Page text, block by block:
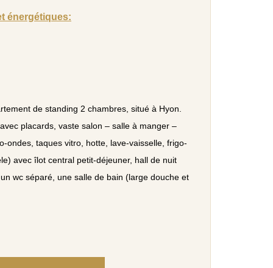
énergétiques:
de standing 2 chambres, situé à Hyon.
placards, vaste salon – salle à manger –
ondes, taques vitro, hotte, lave-vaisselle, frigo-
avec îlot central petit-déjeuner, hall de nuit
wc séparé, une salle de bain (large douche et